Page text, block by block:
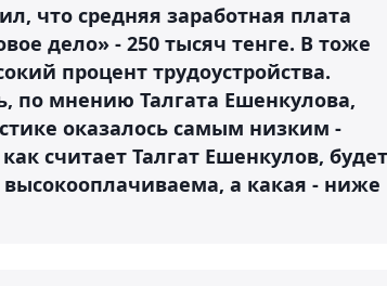
что средняя заработная плата
дело» - 250 тысяч тенге. В тоже
процент трудоустройства.
по мнению Талгата Ешенкулова,
оказалось самым низким -
считает Талгат Ешенкулов, будет
а какая - ниже